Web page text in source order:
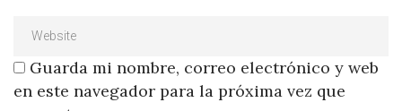
Guarda mi nombre, correo electrónico y web
en este navegador para la próxima vez que